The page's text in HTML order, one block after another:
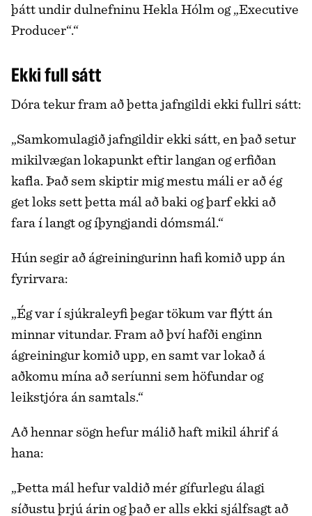
þátt undir dulnefninu Hekla Hólm og „Executive
Producer“.“
Ekki full sátt
Dóra tekur fram að þetta jafngildi ekki fullri sátt:
„Samkomulagið jafngildir ekki sátt, en það setur
mikilvægan lokapunkt eftir langan og erfiðan
kafla. Það sem skiptir mig mestu máli er að ég
get loks sett þetta mál að baki og þarf ekki að
fara í langt og íþyngjandi dómsmál.“
Hún segir að ágreiningurinn hafi komið upp án
fyrirvara:
„Ég var í sjúkraleyfi þegar tökum var flýtt án
minnar vitundar. Fram að því hafði enginn
ágreiningur komið upp, en samt var lokað á
aðkomu mína að seríunni sem höfundar og
leikstjóra án samtals.“
Að hennar sögn hefur málið haft mikil áhrif á
hana:
„Þetta mál hefur valdið mér gífurlegu álagi
síðustu þrjú árin og það er alls ekki sjálfsagt að